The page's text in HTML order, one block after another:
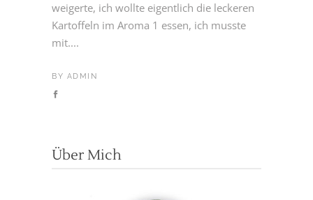
weigerte, ich wollte eigentlich die leckeren
Kartoffeln im Aroma 1 essen, ich musste
mit....
BY ADMIN
Über Mich